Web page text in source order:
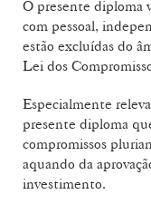
O presente diploma
com pessoal,
estão excluídas do
Lei dos
Especialmente
presente diploma
compromissos
aquando da
investimento.